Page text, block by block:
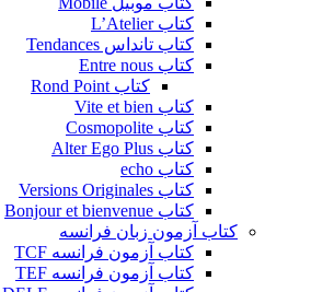
کتاب L’Atelier
کتاب تانداس Tendances
کتاب Entre nous
کتاب Rond Point
کتاب Vite et bien
کتاب Cosmopolite
کتاب Alter Ego Plus
کتاب echo
کتاب Versions Originales
کتاب Bonjour et bienvenue
کتاب آزمون زبان فرانسه
کتاب آزمون فرانسه TCF
کتاب آزمون فرانسه TEF